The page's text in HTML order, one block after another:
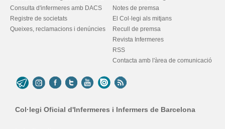
Consulta d'infermeres amb DACS
Registre de societats
Queixes, reclamacions i denúncies
Notes de premsa
El Col·legi als mitjans
Recull de premsa
Revista Infermeres
RSS
Contacta amb l'àrea de comunicació
Col·legi Oficial d'Infermeres i Infermers de Barcelona